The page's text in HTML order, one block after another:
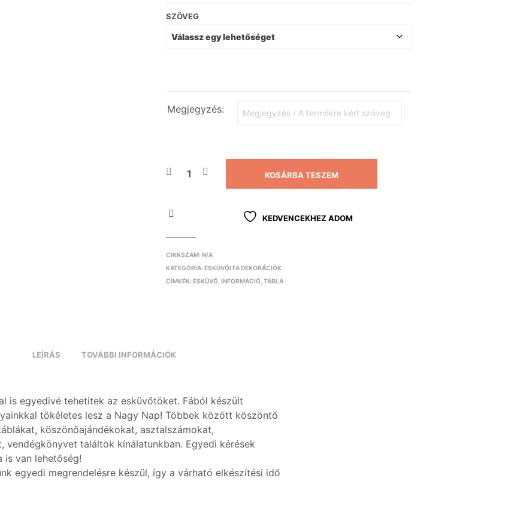
SZÖVEG
Megjegyzés:
KOSÁRBA TESZEM
KEDVENCEKHEZ ADOM
CIKKSZÁM:N/A
KATEGÓRIA:ESKÜVŐI FA DEKORÁCIÓK
CÍMKÉK:ESKÜVŐ ,INFORMÁCIÓ ,TÁBLA
LEÍRÁS TOVÁBBI INFORMÁCIÓK
is egyedivé tehetitek az esküvőtöket. Fából készült
tökéletes lesz a Nagy Nap! Többek között köszöntő
köszönőajándékokat, asztalszámokat,
vendégkönyvet találtok kínálatunkban. Egyedi kérések
is van lehetőség!
egyedi megrendelésre készül, így a várható elkészítési idő